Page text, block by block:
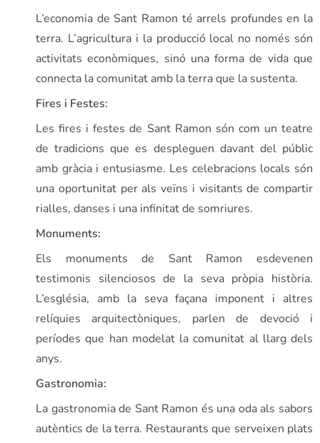
L’economia de Sant Ramon té arrels profundes en la
terra. L’agricultura i la producció local no només són
activitats econòmiques, sinó una forma de vida que
connecta la comunitat amb la terra que la sustenta.
Fires i Festes:
Les fires i festes de Sant Ramon són com un teatre
de tradicions que es despleguen davant del públic
amb gràcia i entusiasme. Les celebracions locals són
una oportunitat per als veïns i visitants de compartir
rialles, danses i una infinitat de somriures.
Monuments:
Els monuments de Sant Ramon esdevenen
testimonis silenciosos de la seva pròpia història.
L’església, amb la seva façana imponent i altres
relíquies arquitectòniques, parlen de devoció i
períodes que han modelat la comunitat al llarg dels
anys.
Gastronomia:
La gastronomia de Sant Ramon és una oda als sabors
autèntics de la terra. Restaurants que serveixen plats